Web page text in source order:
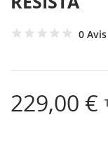
0 Avis
229,00 €